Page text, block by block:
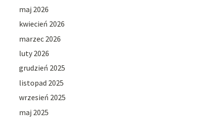
maj 2026
kwiecień 2026
marzec 2026
luty 2026
grudzień 2025
listopad 2025
wrzesień 2025
maj 2025